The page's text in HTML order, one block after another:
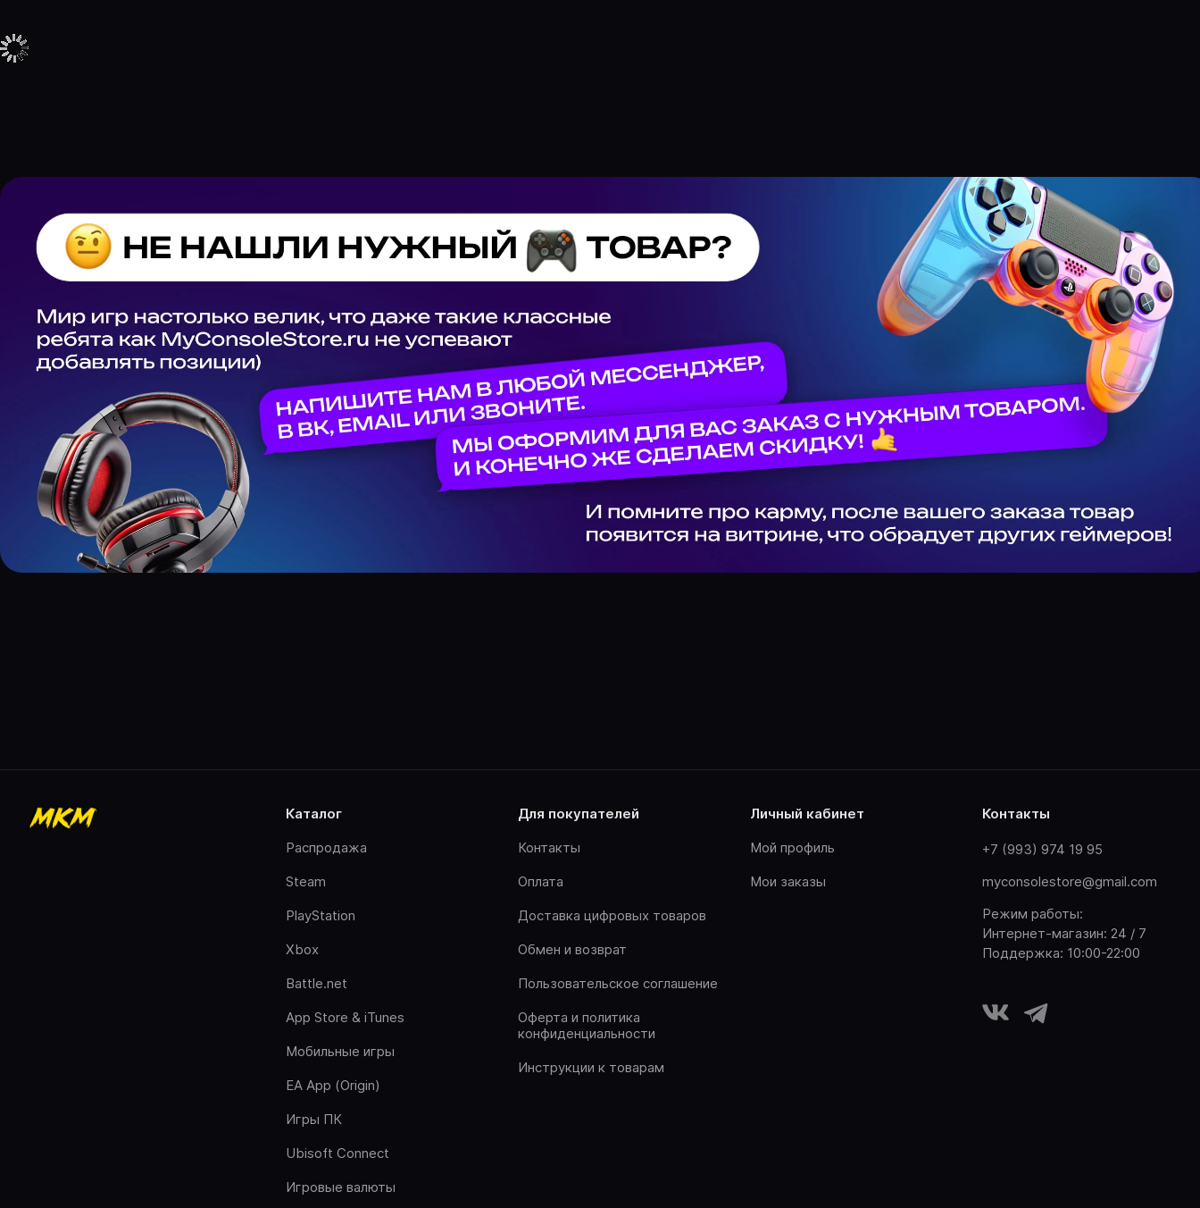
каталог
Распродажа
Steam
PlayStation
Xbox
Battle.net
App Store & iTunes
Мобильные игры
EA App (Origin)
Игры ПК
Ubisoft Connect
Игровые валюты
для покупателей
Контакты
Оплата
Доставка цифровых товаров
Обмен и возврат
Пользовательское соглашение
Оферта и политика
конфиденциальности
Инструкции к товарам
личный кабинет
Мой профиль
Мои заказы
контакты
+7 (993) 974 19 95
myconsolestore@gmail.com
Режим работы:
Интернет-магазин: 24 / 7
Поддержка: 10:00-22:00